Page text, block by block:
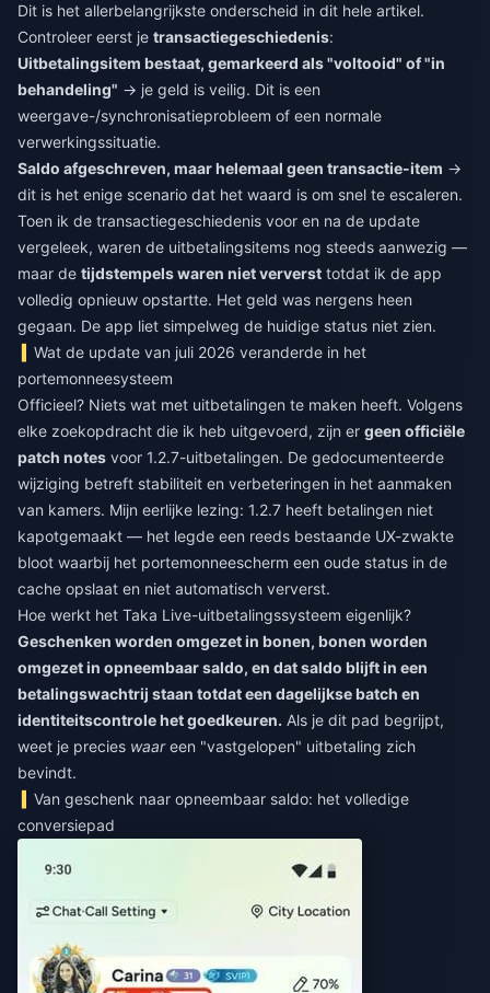
Dit is het allerbelangrijkste onderscheid in dit hele artikel.
Controleer eerst je transactiegeschiedenis:
Uitbetalingsitem bestaat, gemarkeerd als "voltooid" of "in
behandeling" → je geld is veilig. Dit is een
weergave-/synchronisatieprobleem of een normale
verwerkingssituatie.
Saldo afgeschreven, maar helemaal geen transactie-item →
dit is het enige scenario dat het waard is om snel te escaleren.
Toen ik de transactiegeschiedenis voor en na de update
vergeleek, waren de uitbetalingsitems nog steeds aanwezig —
maar de tijdstempels waren niet ververst totdat ik de app
volledig opnieuw opstartte. Het geld was nergens heen
gegaan. De app liet simpelweg de huidige status niet zien.
Wat de update van juli 2026 veranderde in het
portemonneesysteem
Officieel? Niets wat met uitbetalingen te maken heeft. Volgens
elke zoekopdracht die ik heb uitgevoerd, zijn er geen officiële
patch notes voor 1.2.7-uitbetalingen. De gedocumenteerde
wijziging betreft stabiliteit en verbeteringen in het aanmaken
van kamers. Mijn eerlijke lezing: 1.2.7 heeft betalingen niet
kapotgemaakt — het legde een reeds bestaande UX-zwakte
bloot waarbij het portemonneescherm een oude status in de
cache opslaat en niet automatisch ververst.
Hoe werkt het Taka Live-uitbetalingssysteem eigenlijk?
Geschenken worden omgezet in bonen, bonen worden
omgezet in opneembaar saldo, en dat saldo blijft in een
betalingswachtrij staan totdat een dagelijkse batch en
identiteitscontrole het goedkeuren. Als je dit pad begrijpt,
weet je precies waareen "vastgelopen" uitbetaling zich
bevindt.
Van geschenk naar opneembaar saldo: het volledige
conversiepad